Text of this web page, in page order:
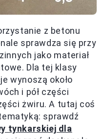
z betonu
sprawdza się przy
jako materiał
Dla tej klasy
wynoszą około
i pół części
żwiru. A tutaj coś
sprawdź
tynkarskiej dla